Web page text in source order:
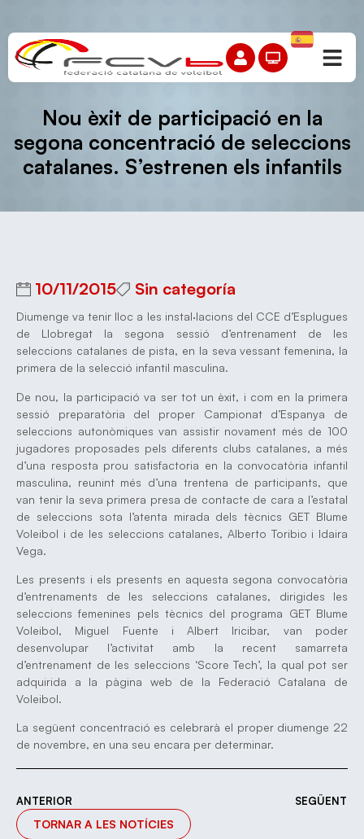
Nou èxit de participació en la
segona concentració de seleccions
catalanes. S’estrenen els infantils
10/11/2015 Sin categoría
Diumenge va tenir lloc a les instal·lacions del CCE d’Esplugues
de Llobregat la segona sessió d’entrenament de les
seleccions catalanes de pista, en la seva vessant femenina, la
primera de la selecció infantil masculina.
De nou, la participació va ser tot un èxit, i com en la primera
sessió preparatòria del proper Campionat d’Espanya de
seleccions autonòmiques van assistir novament més de 100
jugadores proposades pels diferents clubs catalanes, a més
d’una resposta prou satisfactoria en la convocatòria infantil
masculina, reunint més d’una trentena de participants, que
van tenir la seva primera presa de contacte de cara a l’estatal
de seleccions sota l’atenta mirada dels tècnics GET Blume
Voleibol i de les seleccions catalanes, Alberto Toribio i Idaira
Vega.
Les presents i els presents en aquesta segona convocatòria
d’entrenaments de les seleccions catalanes, dirigides les
seleccions femenines pels tècnics del programa GET Blume
Voleibol, Miguel Fuente i Albert Iricibar, van poder
desenvolupar l’activitat amb la recent samarreta
d’entrenament de les seleccions ‘Score Tech’, la qual pot ser
adquirida a la pàgina web de la Federació Catalana de
Voleibol.
La següent concentració es celebrarà el proper diumenge 22
de novembre, en una seu encara per determinar.
ANTERIOR SEGÜENT
TORNAR A LES NOTÍCIES